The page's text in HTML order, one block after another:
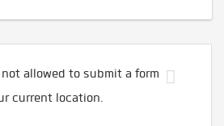
not allowed to submit a form
current location.